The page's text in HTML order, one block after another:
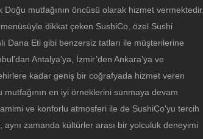
mutfağının öncüsü olarak hizmet vermektedir.
dikkat çeken SushiCo, özel Sushi
Dana Eti gibi benzersiz tatları ile müşterilerine
Antalya’ya, İzmir’den Ankara’ya ve
kadar geniş bir coğrafyada hizmet veren
en iyi örneklerini sunmaya devam
ve konforlu atmosferi ile de SushiCo’yu tercih
zamanda kültürler arası bir yolculuk deneyimi